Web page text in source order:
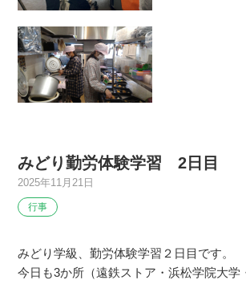
みどり勤労体験学習 2日目
2025年11月21日
行事
みどり学級、勤労体験学習２日目です。
今日も3か所（遠鉄ストア・浜松学院大学